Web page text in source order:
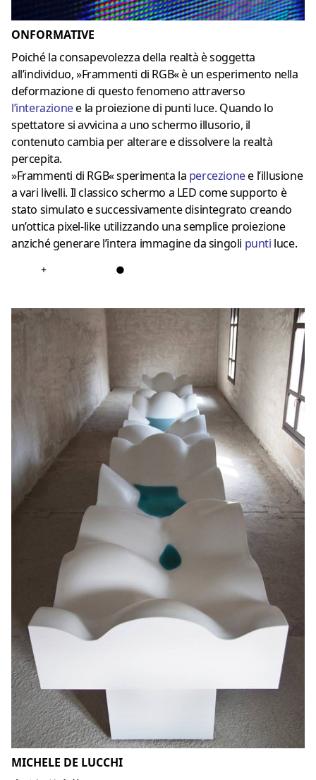
ONFORMATIVE
Poiché la consapevolezza della realtà è soggetta
all’individuo, »Frammenti di RGB« è un esperimento nella
deformazione di questo fenomeno attraverso
l’interazionee la proiezione di punti luce. Quando lo
spettatore si avvicina a uno schermo illusorio, il
contenuto cambia per alterare e dissolvere la realtà
percepita.
»Frammenti di RGB« sperimenta la percezionee l’illusione
a vari livelli. Il classico schermo a LED come supporto è
stato simulato e successivamente disintegrato creando
un’ottica pixel-like utilizzando una semplice proiezione
anziché generare l’intera immagine da singoli punti luce.
+ ●
MICHELE DE LUCCHI